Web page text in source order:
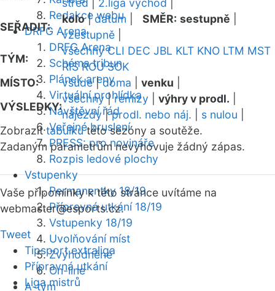
Redakce webu
DRFG Arena
DRFG Arena
Schéma tribun
Plánek areny
Virtuální prohlídka
Návštěvní řád
Veřejné bruslení
PRESS: pro novináře
Rozpis ledové plochy
Vstupenky
Permanentky 18/19
Přípravná utkání 18/19
Vstupenky 18/19
Uvolňování míst
Zvýhodněné
On-line
A-tým
střed
2.liga východ
SEŘADIT:
kolo|datum SMĚR: sestupně
vzestupně
TÝM:
všechny CLI DEC JBL KLT KNO LTM MST
RIS ROU SOK
MÍSTO:
všude|doma venku
VÝSLEDKY:
všechny|remízy výhry v prodl.
nájezdy|prodl. nebo náj. s nulou
Zobrazittabulkutéto sezóny a soutěže.
Zadaným parametrům nevyhovuje žádný zápas.
Vaše připomínky k této stránce uvítáme na
webmaster@esports.cz.
Tweet
Tipsport extraliga
Přípravná utkání
Liga mistrů